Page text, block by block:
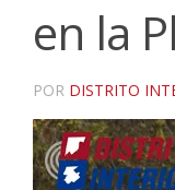
en la
POR DISTRITO